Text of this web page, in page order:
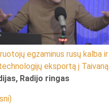
egzaminus rusų kalba ir
eksportą į Taivaną
Radijo ringas